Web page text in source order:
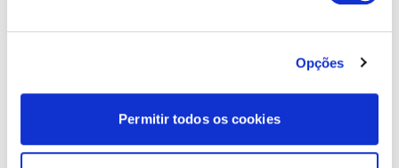
Opções
Permitir todos os cookies